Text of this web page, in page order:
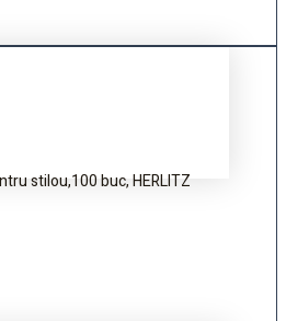
stilou,100 buc, HERLITZ